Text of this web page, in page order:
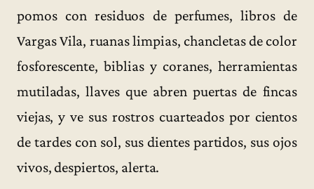
pomos con residuos de perfumes, libros de
Vargas Vila, ruanas limpias, chancletas de color
fosforescente, biblias y coranes, herramientas
mutiladas, llaves que abren puertas de fincas
viejas, y ve sus rostros cuarteados por cientos
de tardes con sol, sus dientes partidos, sus ojos
vivos, despiertos, alerta.